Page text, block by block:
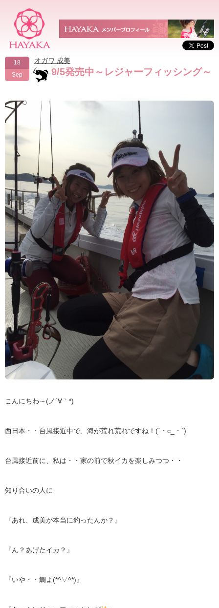
18
Sep
オガワ 成美
9/5発売中～レジャーフィッシング～
こんにちわ～(ノ´∀｀*)
西日本・・台風接近中で、海が荒れ荒れですね！(´・c_・`)
台風接近前に、私は・・家の前で秋イカを楽しみつつ・・
知り合いの人に
『あれ、成美が本当に釣ったんか？』
『ん？あげたイカ？』
『いや・・鯛よ(*^▽^*)』